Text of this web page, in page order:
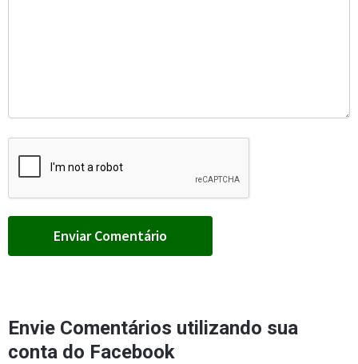
Envie Comentários utilizando sua
conta do Facebook